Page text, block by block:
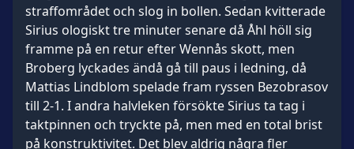
straffområdet och slog in bollen. Sedan kvitterade
Sirius ologiskt tre minuter senare då Åhl höll sig
framme på en retur efter Wennås skott, men
Broberg lyckades ändå gå till paus i ledning, då
Mattias Lindblom spelade fram ryssen Bezobrasov
till 2-1. I andra halvleken försökte Sirius ta tag i
taktpinnen och tryckte på, men med en total brist
på konstruktivitet. Det blev aldrig några fler